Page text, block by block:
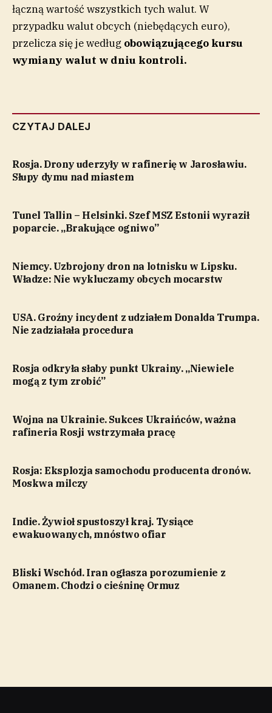
łączną wartość wszystkich tych walut. W
przypadku walut obcych (niebędących euro),
przelicza się je według obowiązującego kursu
wymiany walut w dniu kontroli.
CZYTAJ DALEJ
Rosja. Drony uderzyły w rafinerię w Jarosławiu.
Słupy dymu nad miastem
Tunel Tallin – Helsinki. Szef MSZ Estonii wyraził
poparcie. „Brakujące ogniwo”
Niemcy. Uzbrojony dron na lotnisku w Lipsku.
Władze: Nie wykluczamy obcych mocarstw
USA. Groźny incydent z udziałem Donalda Trumpa.
Nie zadziałała procedura
Rosja odkryła słaby punkt Ukrainy. „Niewiele
mogą z tym zrobić”
Wojna na Ukrainie. Sukces Ukraińców, ważna
rafineria Rosji wstrzymała pracę
Rosja: Eksplozja samochodu producenta dronów.
Moskwa milczy
Indie. Żywioł spustoszył kraj. Tysiące
ewakuowanych, mnóstwo ofiar
Bliski Wschód. Iran ogłasza porozumienie z
Omanem. Chodzi o cieśninę Ormuz